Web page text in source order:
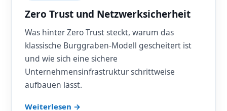
Zero Trust und Netzwerksicherheit
Was hinter Zero Trust steckt, warum das
klassische Burggraben-Modell gescheitert ist
und wie sich eine sichere
Unternehmensinfrastruktur schrittweise
aufbauen lässt.
Weiterlesen →